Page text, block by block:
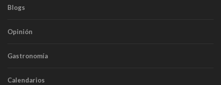
Blogs
Opinión
Gastronomía
Calendarios